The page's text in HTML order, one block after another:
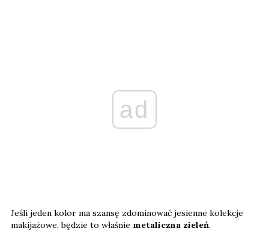
ad
Jeśli jeden kolor ma szansę zdominować jesienne kolekcje
makijażowe, będzie to właśnie metaliczna zieleń.